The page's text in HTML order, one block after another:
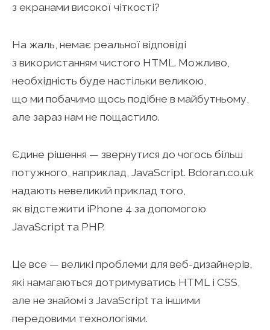
з екранами високої чіткості?
На жаль, немає реальної відповіді
з використанням чистого HTML. Можливо,
необхідність буде настільки великою,
що ми побачимо щось подібне в майбутньому,
але зараз нам не пощастило.
Єдине рішення — звернутися до чогось більш
потужного, наприклад, JavaScript. Bdoran.co.uk
надають невеликий приклад того,
як відстежити iPhone 4 за допомогою
JavaScript та PHP.
Це все — великі проблеми для веб-дизайнерів,
які намагаються дотримуватись HTML і CSS,
але не знайомі з JavaScript та іншими
передовими технологіями.